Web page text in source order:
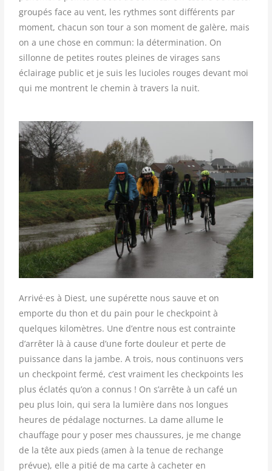
groupés face au vent, les rythmes sont différents par
moment, chacun son tour a son moment de galère, mais
on a une chose en commun: la détermination. On
sillonne de petites routes pleines de virages sans
éclairage public et je suis les lucioles rouges devant moi
qui me montrent le chemin à travers la nuit.
Arrivé·es à Diest, une supérette nous sauve et on
emporte du thon et du pain pour le checkpoint à
quelques kilomètres. Une d’entre nous est contrainte
d’arrêter là à cause d’une forte douleur et perte de
puissance dans la jambe. A trois, nous continuons vers
un checkpoint fermé, c’est vraiment les checkpoints les
plus éclatés qu’on a connus ! On s’arrête à un café un
peu plus loin, qui sera la lumière dans nos longues
heures de pédalage nocturnes. La dame allume le
chauffage pour y poser mes chaussures, je me change
de la tête aux pieds (amen à la tenue de rechange
prévue), elle a pitié de ma carte à cacheter en